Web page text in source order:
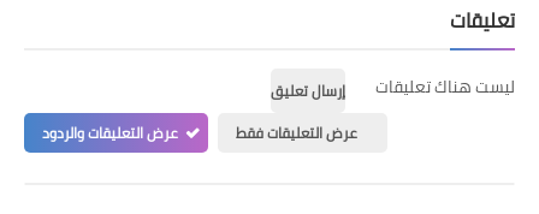
تعليقات
ليست هناك تعليقات
إرسال تعليق
عرض التعليقات فقط
عرض التعليقات والردود